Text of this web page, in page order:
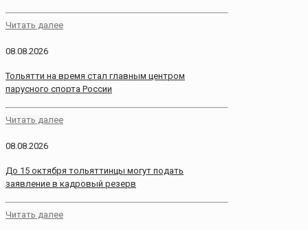
Читать далее
08.08.2026
Тольятти на время стал главным центром
парусного спорта России
Читать далее
08.08.2026
До 15 октября тольяттинцы могут подать
заявление в кадровый резерв
Читать далее